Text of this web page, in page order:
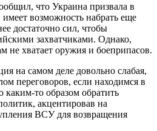
что Украина призвала в
возможность набрать еще
достаточно сил, чтобы
захватчиками. Однако,
не хватает оружия и боеприпасов.
на самом деле довольно слабая,
переговоров, если находимся в
то образом обратить
акцентировав на
ВСУ для возвращения